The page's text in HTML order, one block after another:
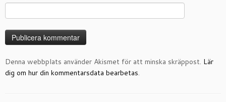
Denna webbplats använder Akismet för att minska skräppost. Lär
dig om hur din kommentarsdata bearbetas.